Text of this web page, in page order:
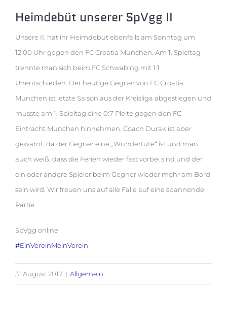
Heimdebüt unserer SpVgg II
Unsere II. hat ihr Heimdebüt ebenfalls am Sonntag um
12:00 Uhr gegen den FC Croatia München. Am 1. Spieltag
trennte man sich beim FC Schwabing mit 1:1
Unentschieden. Der heutige Gegner von FC Croatia
München ist letzte Saison aus der Kreisliga abgestiegen und
musste am 1. Spieltag eine 0:7 Pleite gegen den FC
Eintracht München hinnehmen. Coach Durak ist aber
gewarnt, da der Gegner eine „Wundertüte“ ist und man
auch weiß, dass die Ferien wieder fast vorbei sind und der
ein oder andere Spieler beim Gegner wieder mehr am Bord
sein wird. Wir freuen uns auf alle Fälle auf eine spannende
Partie.
SpVgg online
#EinVereinMeinVerein
31 August 2017 | Allgemein